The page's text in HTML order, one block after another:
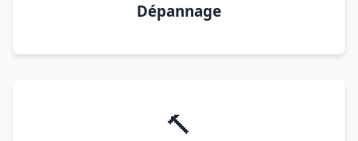
Dépannage
🔨